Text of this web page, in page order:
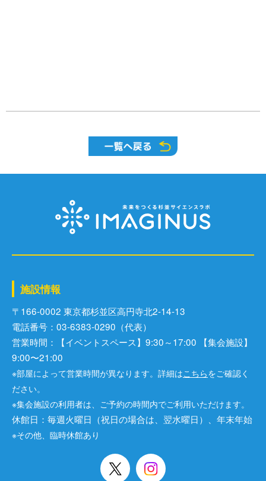
施設情報
〒166-0002 東京都杉並区⾼円寺北2-14-13
電話番号：03-6383-0290（代表）
営業時間：【イベントスペース】9:30～17:00 【集会施設】
9:00〜21:00
※部屋によって営業時間が異なります。詳細はこちらをご確認く
ださい。
※集会施設の利用者は、ご予約の時間内でご利用いただけます。
休館日：毎週火曜日（祝日の場合は、翌水曜日）、年末年始
※その他、臨時休館あり